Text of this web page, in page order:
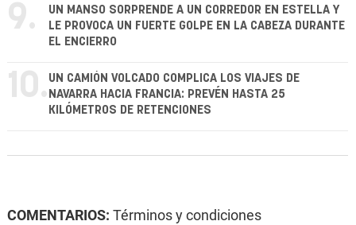
9.
UN MANSO SORPRENDE A UN CORREDOR EN ESTELLA Y
LE PROVOCA UN FUERTE GOLPE EN LA CABEZA DURANTE
EL ENCIERRO
10. UN CAMIÓN VOLCADO COMPLICA LOS VIAJES DE
NAVARRA HACIA FRANCIA: PREVÉN HASTA 25
KILÓMETROS DE RETENCIONES
COMENTARIOS: Términos y condiciones